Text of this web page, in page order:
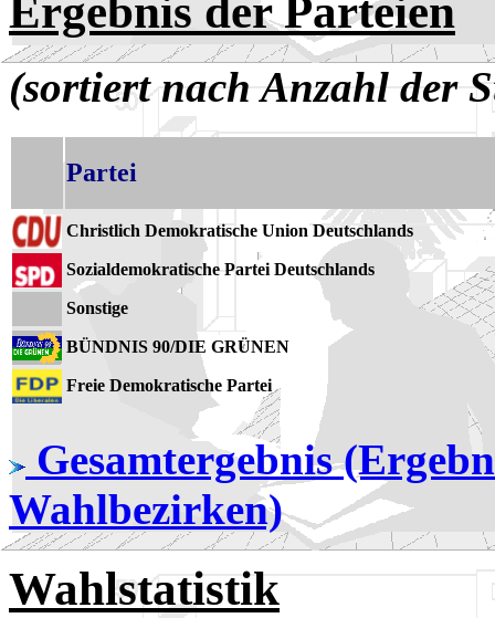
Ergebnis der Parteien
(sortiert nach Anzahl der
Partei
Christlich Demokratische Union Deutschlands
Sozialdemokratische Partei Deutschlands
Sonstige
BÜNDNIS 90/DIE GRÜNEN
Freie Demokratische Partei
Gesamtergebnis
Wahlbezirken)
Wahlstatistik